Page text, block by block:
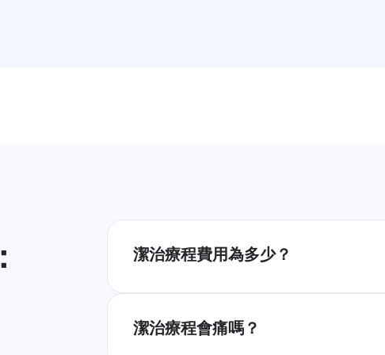
潔治療程費用為多少？
純、價格親民，且不少患者可透過自費醫療
療程開始前提供詳細費用明細，讓您清楚瞭
潔治療程會痛嗎？